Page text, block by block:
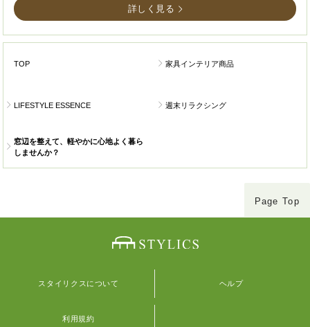
詳しく見る
TOP 家具インテリア商品
LIFESTYLE ESSENCE 週末リラクシング
窓辺を整えて、軽やかに心地よく暮ら
しませんか？
Page Top
スタイリクスについて ヘルプ
利用規約